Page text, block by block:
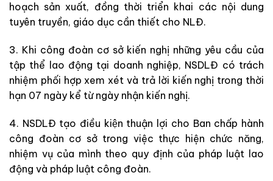
hoạch sản xuất, đồng thời triển khai các nội dung
tuyên truyền, giáo dục cần thiết cho NLĐ.
3. Khi công đoàn cơ sở kiến nghị những yêu cầu của
tập thể lao động tại doanh nghiệp, NSDLĐ có trách
nhiệm phối hợp xem xét và trả lời kiến nghị trong thời
hạn 07 ngày kể từ ngày nhận kiến nghị.
4. NSDLĐ tạo điều kiện thuận lợi cho Ban chấp hành
công đoàn cơ sở trong việc thực hiện chức năng,
nhiệm vụ của mình theo quy định của pháp luật lao
động và pháp luật công đoàn.